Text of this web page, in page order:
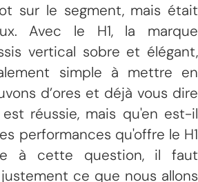
sur le segment, mais était
Avec le H1, la marque
vertical sobre et élégant,
simple à mettre en
d’ores et déjà vous dire
réussie, mais qu'en est-il
performances qu'offre le H1
à cette question, il faut
ce que nous allons